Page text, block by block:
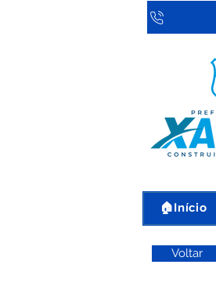
🏠Início
Voltar